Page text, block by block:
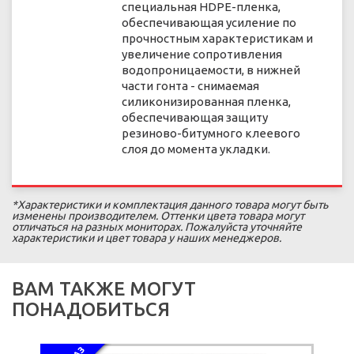
специальная HDPE-пленка,
обеспечивающая усиление по
прочностным характеристикам и
увеличение сопротивления
водопроницаемости, в нижней
части гонта - снимаемая
силиконизированная пленка,
обеспечивающая защиту
резиново-битумного клеевого
слоя до момента укладки.
*Характеристики и комплектация данного товара могут быть
изменены производителем. Оттенки цвета товара могут
отличаться на разных мониторах. Пожалуйста уточняйте
характеристики и цвет товара у наших менеджеров.
ВАМ ТАКЖЕ МОГУТ
ПОНАДОБИТЬСЯ